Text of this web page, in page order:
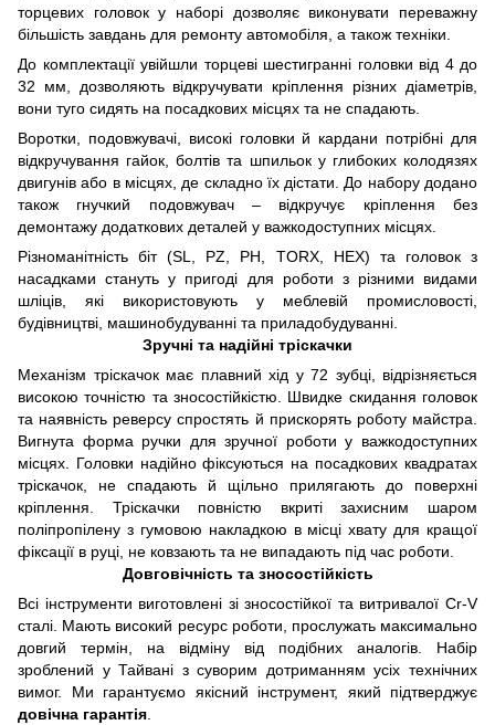
торцевих головок у наборі дозволяє виконувати переважну
більшість завдань для ремонту автомобіля, а також техніки.
До комплектації увійшли торцеві шестигранні головки від 4 до
32 мм, дозволяють відкручувати кріплення різних діаметрів,
вони туго сидять на посадкових місцях та не спадають.
Воротки, подовжувачі, високі головки й кардани потрібні для
відкручування гайок, болтів та шпильок у глибоких колодязях
двигунів або в місцях, де складно їх дістати. До набору додано
також гнучкий подовжувач – відкручує кріплення без
демонтажу додаткових деталей у важкодоступних місцях.
Різноманітність біт (SL, PZ, PH, TORX, HEX) та головок з
насадками стануть у пригоді для роботи з різними видами
шліців, які використовують у меблевій промисловості,
будівництві, машинобудуванні та приладобудуванні.
Зручні та надійні тріскачки
Механізм тріскачок має плавний хід у 72 зубці, відрізняється
високою точністю та зносостійкістю. Швидке скидання головок
та наявність реверсу спростять й прискорять роботу майстра.
Вигнута форма ручки для зручної роботи у важкодоступних
місцях. Головки надійно фіксуються на посадкових квадратах
тріскачок, не спадають й щільно прилягають до поверхні
кріплення. Тріскачки повністю вкриті захисним шаром
поліпропілену з гумовою накладкою в місці хвату для кращої
фіксації в руці, не ковзають та не випадають під час роботи.
Довговічність та зносостійкість
Всі інструменти виготовлені зі зносостійкої та витривалої Cr-V
сталі. Мають високий ресурс роботи, прослужать максимально
довгий термін, на відміну від подібних аналогів. Набір
зроблений у Тайвані з суворим дотриманням усіх технічних
вимог. Ми гарантуємо якісний інструмент, який підтверджує
довічна гарантія